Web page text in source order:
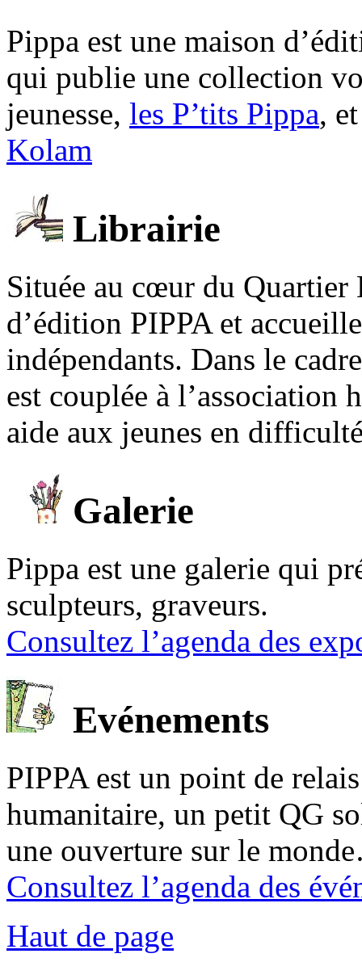
Pippa est une maison
qui publie une collection
jeunesse, les P’tits Pippa,
Kolam
Librairie
Située au cœur du Quartier
d’édition PIPPA et
indépendants. Dans le
est couplée à l’association
aide aux jeunes en
Galerie
Pippa est une galerie qui
sculpteurs, graveurs.
Consultez l’agenda des
Evénements
PIPPA est un point de
humanitaire, un petit QG
une ouverture sur le
Consultez l’agenda des
Haut de page